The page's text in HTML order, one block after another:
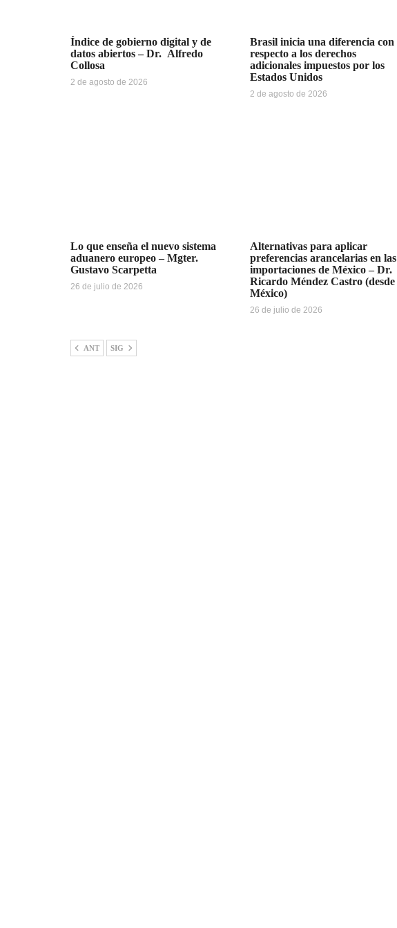
Índice de gobierno digital y de
datos abiertos – Dr. Alfredo
Collosa
2 de agosto de 2026
Brasil inicia una diferencia con
respecto a los derechos
adicionales impuestos por los
Estados Unidos
2 de agosto de 2026
Lo que enseña el nuevo sistema
aduanero europeo – Mgter.
Gustavo Scarpetta
26 de julio de 2026
Alternativas para aplicar
preferencias arancelarias en las
importaciones de México – Dr.
Ricardo Méndez Castro (desde
México)
26 de julio de 2026
ANT SIG